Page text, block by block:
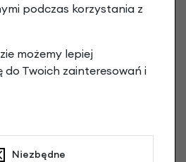
Nexus 8 / Alfine 8
podczas korzystania z
możemy lepiej
Twoich zainteresowań i
Niezbędne